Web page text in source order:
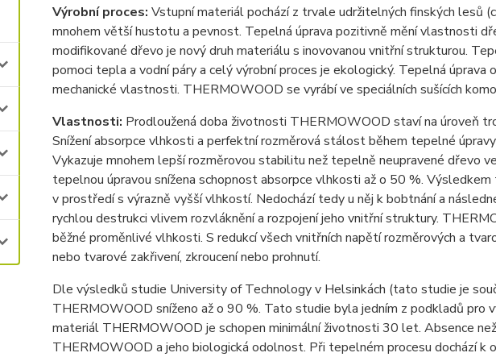
Výrobní proces: Vstupní materiál pochází z trvale udržitelných finských lesů
mnohem větší hustotu a pevnost. Tepelná úprava pozitivně mění vlastnosti
modifikované dřevo je nový druh materiálu s inovovanou vnitřní strukturou.
pomoci tepla a vodní páry a celý výrobní proces je ekologický. Tepelná
mechanické vlastnosti. THERMOWOOD se vyrábí ve speciálních sušících
Vlastnosti: Prodloužená doba životnosti THERMOWOOD staví na úroveň
Snížení absorpce vlhkosti a perfektní rozměrová stálost během tepelné
Vykazuje mnohem lepší rozměrovou stabilitu než tepelně neupravené dřevo
tepelnou úpravou snížena schopnost absorpce vlhkosti až o 50 %.
v prostředí s výrazně vyšší vlhkostí. Nedochází tedy u něj k bobtnání a
rychlou destrukci vlivem rozvláknění a rozpojení jeho vnitřní struktury.
běžné proměnlivé vlhkosti. S redukcí všech vnitřních napětí rozměrových a
nebo tvarové zakřivení, zkroucení nebo prohnutí.
Dle výsledků studie University of Technology v Helsinkách (tato studie je
THERMOWOOD sníženo až o 90 %. Tato studie byla jedním z podkladů pro
materiál THERMOWOOD je schopen minimální životnosti 30 let. Absence
THERMOWOOD a jeho biologická odolnost. Při tepelném procesu dochází k